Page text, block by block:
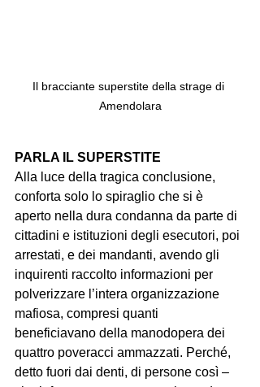
Il bracciante superstite della strage di
Amendolara
PARLA IL SUPERSTITE
Alla luce della tragica conclusione,
conforta solo lo spiraglio che si è
aperto nella dura condanna da parte di
cittadini e istituzioni degli esecutori, poi
arrestati, e dei mandanti, avendo gli
inquirenti raccolto informazioni per
polverizzare l’intera organizzazione
mafiosa, compresi quanti
beneficiavano della manodopera dei
quattro poveracci ammazzati. Perché,
detto fuori dai denti, di persone così –